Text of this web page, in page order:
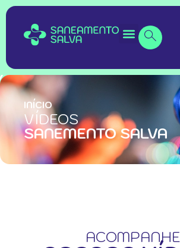
INÍCIO
VÍDEOS
SANEMENTO SALVA
ACOMPANHE